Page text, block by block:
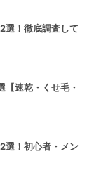
選！徹底調査して
【速乾・くせ毛・
選！初心者・メン